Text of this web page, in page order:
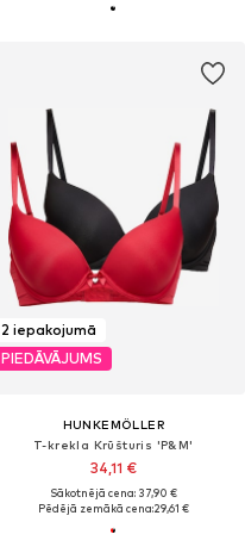
2 iepakojumā
PIEDĀVĀJUMS
HUNKEMÖLLER
T-krekla Krūšturis 'P&M'
34,11 €
Sākotnējā cena: 37,90 €
Pēdējā zemākā cena:29,61 €